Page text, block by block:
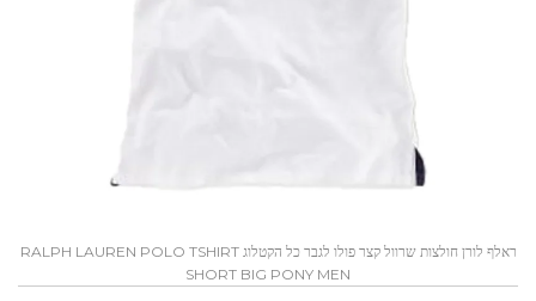
ראלף לורן חולצות שרוול קצר פולו לגבר כל הקטלוג RALPH LAUREN POLO TSHIRT
SHORT BIG PONY MEN